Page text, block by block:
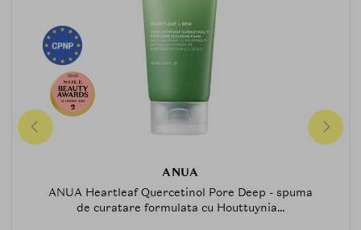
2025
CLEANSER-2025
2
ANUA
ANUA Heartleaf Quercetinol Pore Deep - spuma
de curatare formulata cu Houttuynia...